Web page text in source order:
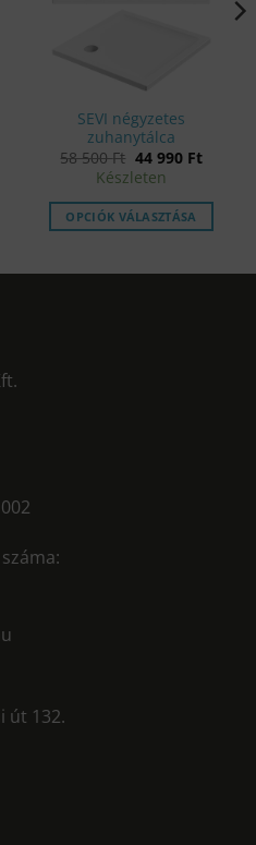
SEVI négyzetes
zuhanytálca
58 500Ft Original
price
was:
58
500 Ft.
44 990 Ft
price
44
Készleten
OPCIÓK VÁLASZTÁSA
út 132.